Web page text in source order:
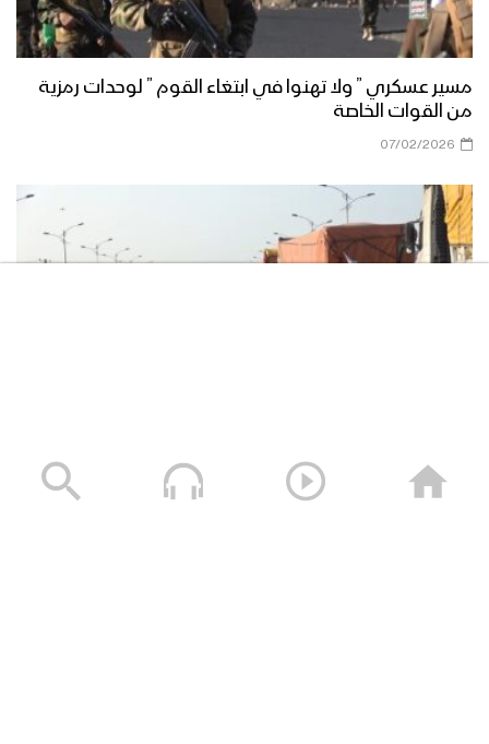
مناورة “الوفاء للشهيد القائد” واحدة من
أكبر التدريبات العسكرية للقوات المسلحة
اليمنية – تقرير يحيى الشامي
مختلف التشكيلات العسكرية للمنطقة
العسكرية الرابعة
قوات اللواء الثامن حماية رئاسية تقيم
مناورة “الصمود بوجه العدوان” بمشاركة
مسير عسكري ” ولا تهنوا في ابتغاء القوم ” لوحدات رمزية
من القوات الخاصة
07/02/2026
مسير عسكري لوحدات رمزية من ألوية الصمود ضمن
الجاهزية والاستعداد القتالي